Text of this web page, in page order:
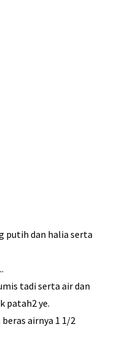
putih dan halia serta
tadi serta air dan
patah2 ye.
airnya 1 1/2